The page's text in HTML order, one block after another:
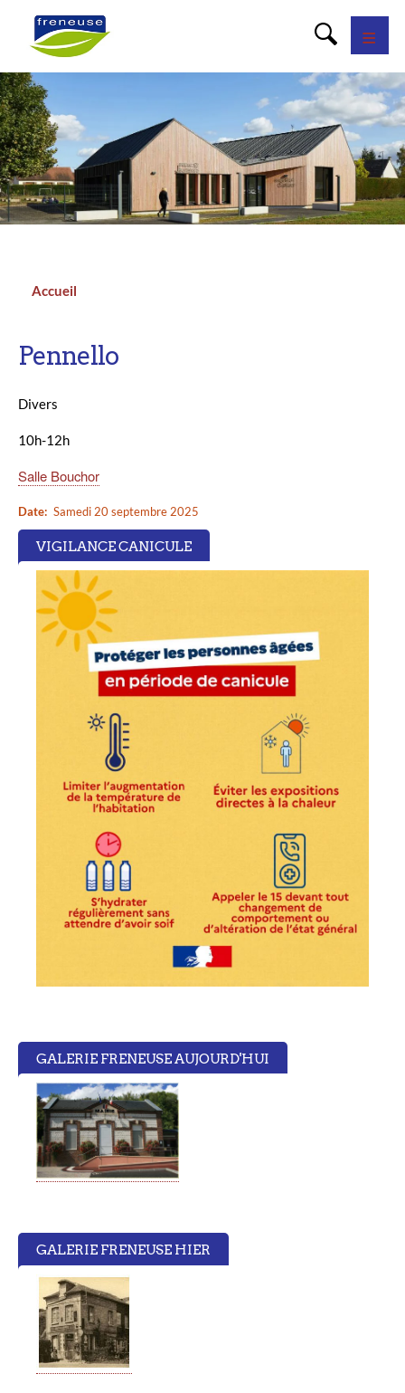
Accueil
Pennello
Divers
10h-12h
Salle Bouchor
Date Samedi 20 septembre 2025
VIGILANCE CANICULE
GALERIE FRENEUSE AUJOURD'HUI
GALERIE FRENEUSE HIER